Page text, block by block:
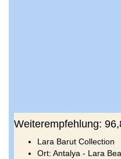
Weiterempfehlung:
Lara Barut Collection
Ort: Antalya - Lara